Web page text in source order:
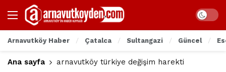
Arnavutköy Haber Çatalca Sultangazi Güncel
Ana sayfa arnavutköy türkiye değişim harekti